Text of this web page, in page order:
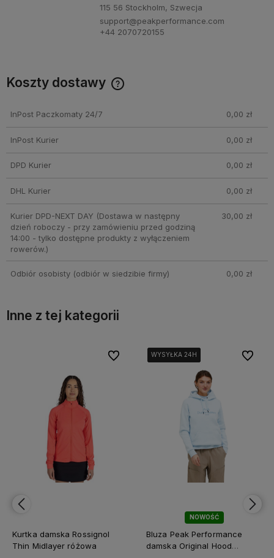
115 56 Stockholm, Szwecja
support@peakperformance.com
+44 2070720155
Koszty dostawy
InPost Paczkomaty 24/7 0,00 zł
InPost Kurier 0,00 zł
DPD Kurier 0,00 zł
DHL Kurier 0,00 zł
Kurier DPD-NEXT DAY (Dostawa w następny
dzień roboczy - przy zamówieniu przed godziną
14:00 - tylko dostępne produkty z wyłączeniem
rowerów.)
30,00 zł
Odbiór osobisty(odbiór w siedzibie firmy) 0,00 zł
Inne z tej kategorii
Kurtka damska Rossignol
Thin Midlayer różowa
Do ulubionych
Do ulubionych
NOWOŚĆ
WYSYŁKA 24H
WYSYŁKA 24H
WYSYŁKA 24H
WYSYŁKA 24H
Bluza Peak Performance
damska Original Hood
Do
Do